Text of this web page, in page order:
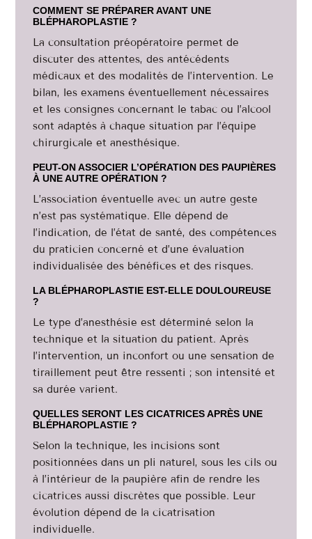
COMMENT SE PRÉPARER AVANT UNE
BLÉPHAROPLASTIE ?
La consultation préopératoire permet de
discuter des attentes, des antécédents
médicaux et des modalités de l’intervention. Le
bilan, les examens éventuellement nécessaires
et les consignes concernant le tabac ou l’alcool
sont adaptés à chaque situation par l’équipe
chirurgicale et anesthésique.
PEUT-ON ASSOCIER L’OPÉRATION DES PAUPIÈRES
À UNE AUTRE OPÉRATION ?
L’association éventuelle avec un autre geste
n’est pas systématique. Elle dépend de
l’indication, de l’état de santé, des compétences
du praticien concerné et d’une évaluation
individualisée des bénéfices et des risques.
LA BLÉPHAROPLASTIE EST-ELLE DOULOUREUSE
?
Le type d’anesthésie est déterminé selon la
technique et la situation du patient. Après
l’intervention, un inconfort ou une sensation de
tiraillement peut être ressenti ; son intensité et
sa durée varient.
QUELLES SERONT LES CICATRICES APRÈS UNE
BLÉPHAROPLASTIE ?
Selon la technique, les incisions sont
positionnées dans un pli naturel, sous les cils ou
à l’intérieur de la paupière afin de rendre les
cicatrices aussi discrètes que possible. Leur
évolution dépend de la cicatrisation
individuelle.